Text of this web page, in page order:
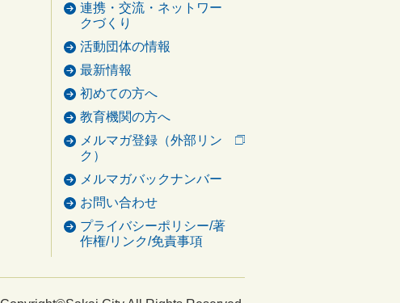
連携・交流・ネットワー
クづくり
活動団体の情報
最新情報
初めての方へ
教育機関の方へ
メルマガ登録（外部リン
ク）
メルマガバックナンバー
お問い合わせ
プライバシーポリシー/著
作権/リンク/免責事項